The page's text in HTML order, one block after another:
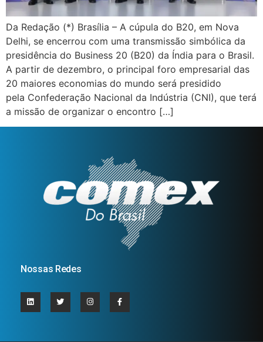
Da Redação (*) Brasília – A cúpula do B20, em Nova
Delhi, se encerrou com uma transmissão simbólica da
presidência do Business 20 (B20) da Índia para o Brasil.
A partir de dezembro, o principal foro empresarial das
20 maiores economias do mundo será presidido
pela Confederação Nacional da Indústria (CNI), que terá
a missão de organizar o encontro […]
Nossas Redes